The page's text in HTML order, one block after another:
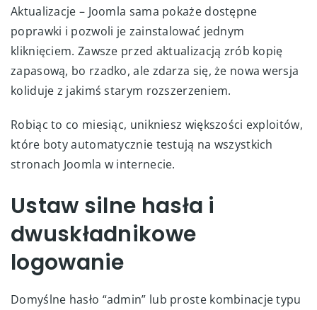
Aktualizacje – Joomla sama pokaże dostępne
poprawki i pozwoli je zainstalować jednym
kliknięciem. Zawsze przed aktualizacją zrób kopię
zapasową, bo rzadko, ale zdarza się, że nowa wersja
koliduje z jakimś starym rozszerzeniem.
Robiąc to co miesiąc, unikniesz większości exploitów,
które boty automatycznie testują na wszystkich
stronach Joomla w internecie.
Ustaw silne hasła i
dwuskładnikowe
logowanie
Domyślne hasło “admin” lub proste kombinacje typu